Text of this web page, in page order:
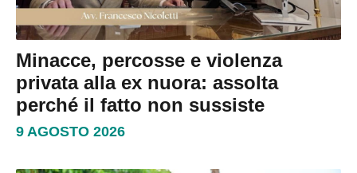
Minacce, percosse e violenza
privata alla ex nuora: assolta
perché il fatto non sussiste
9 AGOSTO 2026